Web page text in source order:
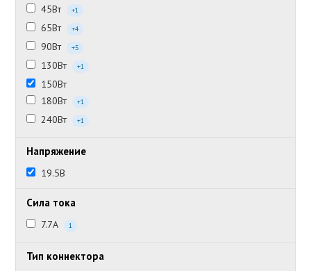
45Вт +1
65Вт +4
90Вт +5
130Вт +1
150Вт
180Вт
+1
240Вт +1
Напряжение
19.5В
Сила тока
7.7А 1
Тип коннектора